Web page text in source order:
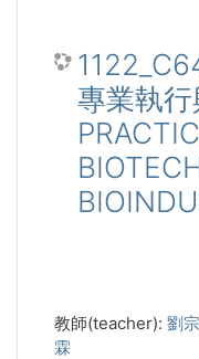
專業執行
教師(teacher): 劉宗
霖